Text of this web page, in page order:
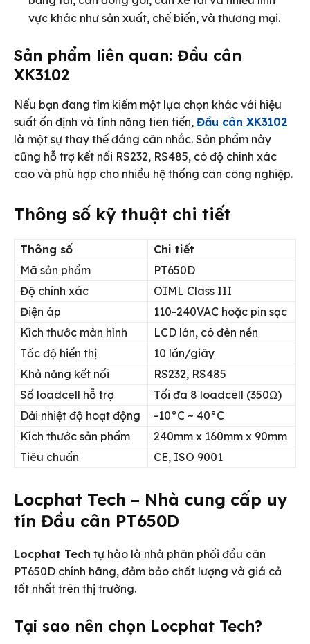
vực khác như sản xuất, chế biến, và thương mại.
Sản phẩm liên quan: Đầu cân
XK3102
Nếu bạn đang tìm kiếm một lựa chọn khác với hiệu
suất ổn định và tính năng tiên tiến, Đầu cân XK3102
là một sự thay thế đáng cân nhắc. Sản phẩm này
cũng hỗ trợ kết nối RS232, RS485, có độ chính xác
cao và phù hợp cho nhiều hệ thống cân công nghiệp.
Thông số kỹ thuật chi tiết
Thông số
Chi tiết
Mã sản phẩm
PT650D
Độ chính xác
OIML Class III
Điện áp
110-240VAC hoặc pin sạc
Kích thước màn hình
LCD lớn, có đèn nền
Tốc độ hiển thị
10 lần/giây
Khả năng kết nối
RS232, RS485
Số loadcell hỗ trợ
Tối đa 8 loadcell (350Ω)
Dải nhiệt độ hoạt động
-10°C ~ 40°C
Kích thước sản phẩm
240mm x 160mm x 90mm
Tiêu chuẩn
CE, ISO 9001
Locphat Tech – Nhà cung cấp uy
tín Đầu cân PT650D
Locphat Tech tự hào là nhà phân phối đầu cân
PT650D chính hãng, đảm bảo chất lượng và giá cả
tốt nhất trên thị trường.
Tại sao nên chọn Locphat Tech?